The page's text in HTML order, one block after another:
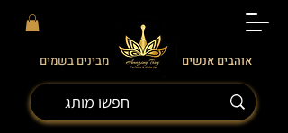
מבינים בשמים אוהבים אנשים